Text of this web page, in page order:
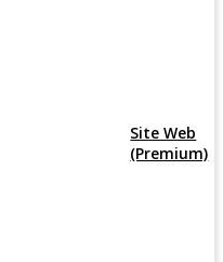
Site Web
(Premium)